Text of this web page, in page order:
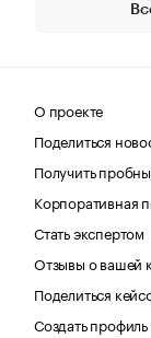
О проекте
Поделиться
Получить
Корпоративная
Стать экспертом
Отзывы о вашей
Поделиться
Создать